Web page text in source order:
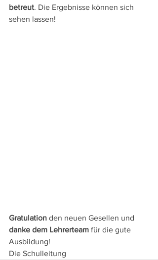
betreut. Die Ergebnisse können sich
sehen lassen!
Gratulation den neuen Gesellen und
danke dem Lehrerteam für die gute
Ausbildung!
Die Schulleitung